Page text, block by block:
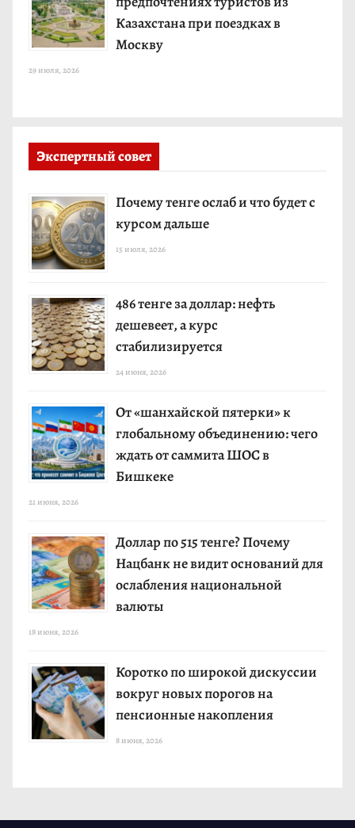
Казахстана при поездках в
Москву
29 июля, 2026
Экспертный совет
Почему тенге ослаб и что будет с
курсом дальше
15 июля, 2026
486 тенге за доллар: нефть
дешевеет, а курс
стабилизируется
24 июня, 2026
От «шанхайской пятерки» к
глобальному объединению: чего
ждать от саммита ШОС в
Бишкеке
21 июня, 2026
Доллар по 515 тенге? Почему
Нацбанк не видит оснований для
ослабления национальной
валюты
18 июня, 2026
Коротко по широкой дискуссии
вокруг новых порогов на
пенсионные накопления
8 июня, 2026